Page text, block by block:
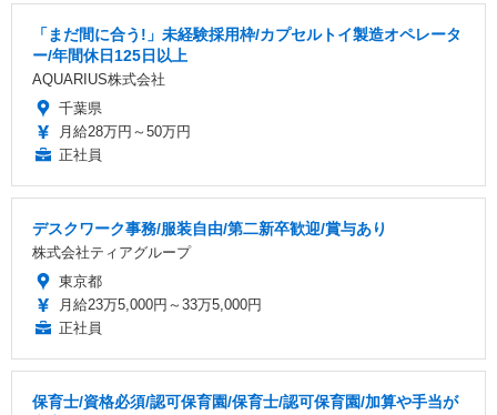
「まだ間に合う!」未経験採用枠/カプセルトイ製造オペレータ
ー/年間休日125日以上
AQUARIUS株式会社
千葉県
月給28万円～50万円
正社員
デスクワーク事務/服装自由/第二新卒歓迎/賞与あり
株式会社ティアグループ
東京都
月給23万5,000円～33万5,000円
正社員
保育士/資格必須/認可保育園/保育士/認可保育園/加算や手当が